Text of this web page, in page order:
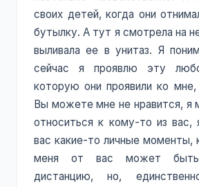
своих детей, когда они
бутылку. А тут я смотрела на
выливала ее в унитаз. Я
сейчас я проявлю эту
которую они проявили ко
Вы можете мне не нравится, я
относиться к кому-то из вас,
вас какие-то личные моменты,
меня от вас может быть
дистанцию, но,